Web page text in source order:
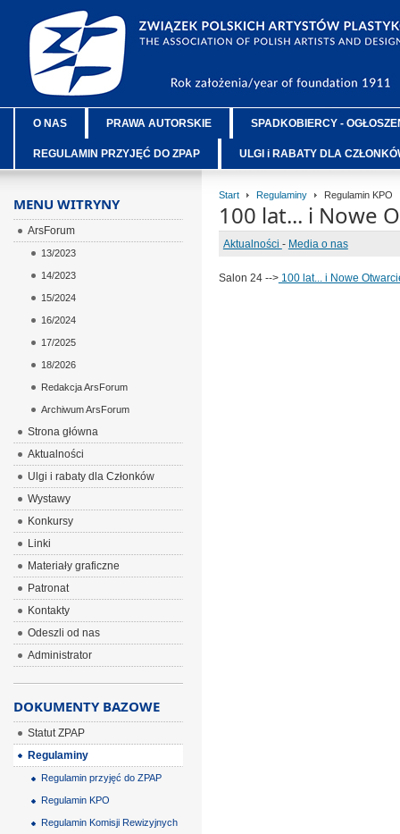
O NAS PRAWA AUTORSKIE SPADKOBIERCY -
REGULAMIN PRZYJĘĆ DO ZPAP ULGI i RABATY DLA
Start Regulaminy Regulamin KPO
100 lat... i Nowe
Aktualności - Media o nas
Salon 24 -->100 lat... i Nowe
MENU WITRYNY
ArsForum
13/2023
14/2023
15/2024
16/2024
17/2025
18/2026
Redakcja ArsForum
Archiwum ArsForum
Strona główna
Aktualności
Ulgi i rabaty dla Członków
Wystawy
Konkursy
Linki
Materiały graficzne
Patronat
Kontakty
Odeszli od nas
Administrator
DOKUMENTY BAZOWE
Statut ZPAP
Regulaminy
Regulamin przyjęć do ZPAP
Regulamin KPO
Regulamin Komisji Rewizyjnych